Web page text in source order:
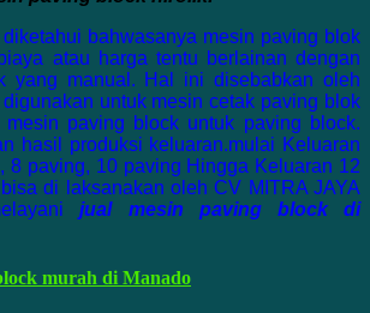
diketahui bahwasanya mesin paving blok
atau harga tentu berlainan dengan
yang manual. Hal ini disebabkan oleh
untuk mesin cetak paving blok
mesin paving block untuk paving block.
hasil produksi keluaran.mulai Keluaran
8 paving, 10 paving Hingga Keluaran 12
di laksanakan oleh CV MITRA JAYA
jual mesin paving block di
murah di Manado